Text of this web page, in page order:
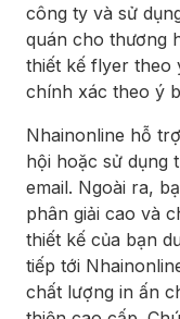
công ty và sử
quán cho thương
thiết kế flyer theo
chính xác theo ý
Nhainonline hỗ
hội hoặc sử dụng
email. Ngoài ra,
phân giải cao và
thiết kế của bạn
tiếp tới
chất lượng in ấn